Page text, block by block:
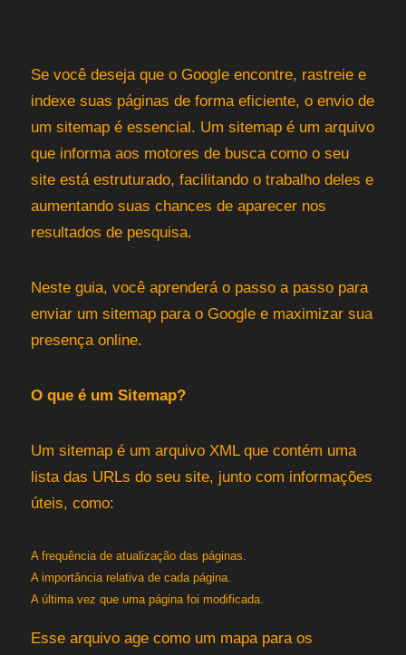
Se você deseja que o Google encontre, rastreie e
indexe suas páginas de forma eficiente, o envio de
um sitemap é essencial. Um sitemap é um arquivo
que informa aos motores de busca como o seu
site está estruturado, facilitando o trabalho deles e
aumentando suas chances de aparecer nos
resultados de pesquisa.
Neste guia, você aprenderá o passo a passo para
enviar um sitemap para o Google e maximizar sua
presença online.
O que é um Sitemap?
Um sitemap é um arquivo XML que contém uma
lista das URLs do seu site, junto com informações
úteis, como:
A frequência de atualização das páginas.
A importância relativa de cada página.
A última vez que uma página foi modificada.
Esse arquivo age como um mapa para os